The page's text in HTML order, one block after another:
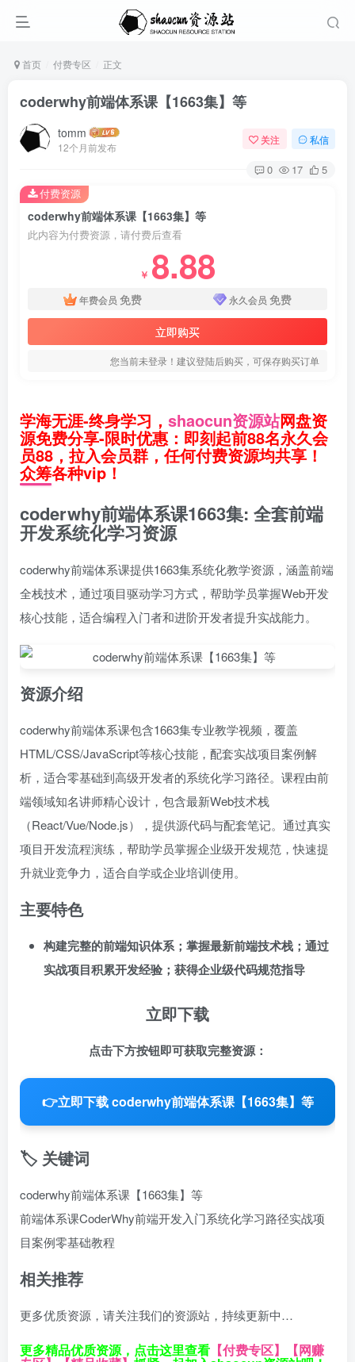
首页 付费专区 正文
coderwhy前端体系课【1663集】等
tomm
12个月前发布
关注 私信
0 17 5
coderwhy前端体系课【1663集】等
此内容为付费资源，请付费后查看
￥ 8.88
年费会员 免费 永久会员 免费
立即购买
您当前未登录！建议登陆后购买，可保存购买订单
付费资源
学海无涯-终身学习， shaocun资源站网盘资
源免费分享-限时优惠：即刻起前88名永久会
员88，拉入会员群，任何付费资源均共享！
众筹各种vip！
coderwhy前端体系课1663集: 全套前端
开发系统化学习资源
coderwhy前端体系课提供1663集系统化教学资源，涵盖前端
全栈技术，通过项目驱动学习方式，帮助学员掌握Web开发
核心技能，适合编程入门者和进阶开发者提升实战能力。
资源介绍
coderwhy前端体系课包含1663集专业教学视频，覆盖
HTML/CSS/JavaScript等核心技能，配套实战项目案例解
析，适合零基础到高级开发者的系统化学习路径。课程由前
端领域知名讲师精心设计，包含最新Web技术栈
（React/Vue/Node.js），提供源代码与配套笔记。通过真实
项目开发流程演练，帮助学员掌握企业级开发规范，快速提
升就业竞争力，适合自学或企业培训使用。
主要特色
构建完整的前端知识体系；掌握最新前端技术栈；通过
实战项目积累开发经验；获得企业级代码规范指导
立即下载
点击下方按钮即可获取完整资源：
👉立即下载 coderwhy前端体系课【1663集】等
🏷️ 关键词
coderwhy前端体系课【1663集】等
前端体系课CoderWhy前端开发入门系统化学习路径实战项
目案例零基础教程
相关推荐
更多优质资源，请关注我们的资源站，持续更新中…
更多精品优质资源，点击这里查看 【付费专区】 【网赚